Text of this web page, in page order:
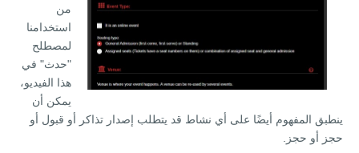
من
استخدامنا
لمصطلح
"حدث" في
هذا الفيديو،
يمكن أن
ينطبق المفهوم أيضًا على أي نشاط قد يتطلب إصدار تذاكر أو قبول أو
حجز أو حجز.